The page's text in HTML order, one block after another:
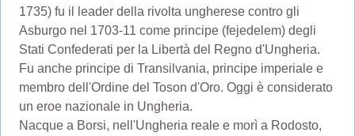
1735) fu il leader della rivolta ungherese contro gli
Asburgo nel 1703-11 come principe (fejedelem) degli
Stati Confederati per la Libertà del Regno d'Ungheria.
Fu anche principe di Transilvania, principe imperiale e
membro dell'Ordine del Toson d'Oro. Oggi è considerato
un eroe nazionale in Ungheria.
Nacque a Borsi, nell'Ungheria reale e morì a Rodosto,